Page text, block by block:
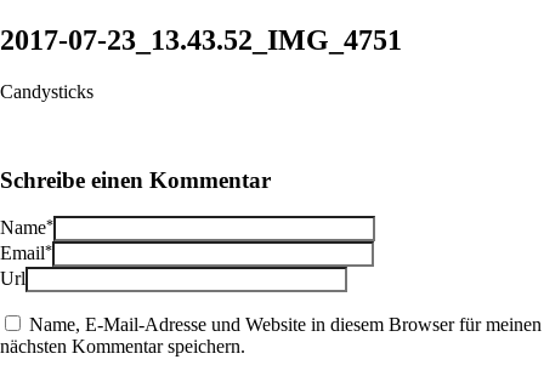
2017-07-23_13.43.52_IMG_4751
Candysticks
Schreibe einen Kommentar
Name*
Email*
Url
Name, E-Mail-Adresse und Website in diesem Browser für meinen
nächsten Kommentar speichern.